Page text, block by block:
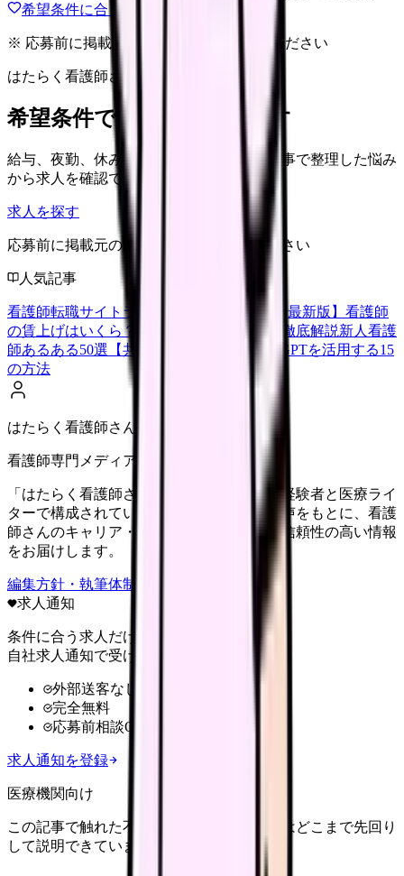
希望条件に合う職場を相談する
※ 応募前に掲載元の最新情報を確認してください
はたらく看護師さん 求人
希望条件で看護師求人を探す
給与、夜勤、休み、ブランクなど、この記事で整理した悩み
から求人を確認できます。
求人を探す
応募前に掲載元の最新情報を確認してください
人気記事
看護師転職サイトランキングTOP5【2026年最新版】 看護師
の賃上げはいくら？2026年度の最新情報を徹底解説新人看護
師あるある50選【共感必至】
看護師がChatGPTを活用する15
の方法
はたらく看護師さん編集部
看護師専門メディア
「はたらく看護師さん」編集部は、看護師経験者と医療ライ
ターで構成されています。現場のリアルな声をもとに、看護
師さんのキャリア・転職・働き方に関する信頼性の高い情報
をお届けします。
編集方針・執筆体制・監修体制を見る
求人通知
条件に合う求人だけ
自社求人通知で受け取る
外部送客なし
完全無料
応募前相談OK
求人通知を登録
医療機関向け
この記事で触れた不安を、自院の求人票ではどこまで先回り
して説明できていますか？